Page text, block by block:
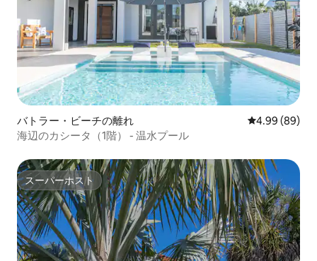
バトラー・ビーチの離れ レビュー89件
4.99 (89)
海辺のカシータ（1階） - 温水プール
スーパーホスト
スーパーホスト